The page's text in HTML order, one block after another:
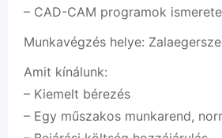
– CAD-CAM programok ismerete
Munkavégzés helye:
Amit kínálunk:
– Kiemelt bérezés
– Egy műszakos munkarend,